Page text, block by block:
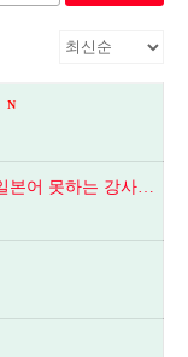
N
일본유학 준비 및 학원 선택 시 주의 사항, 일본어 못하는 강사에게 수업듣지 마세요.